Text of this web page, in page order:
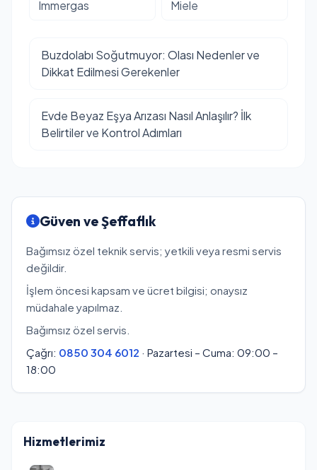
Immergas Miele
Buzdolabı Soğutmuyor: Olası Nedenler ve
Dikkat Edilmesi Gerekenler
Evde Beyaz Eşya Arızası Nasıl Anlaşılır? İlk
Belirtiler ve Kontrol Adımları
Güven ve Şeffaflık
Bağımsız özel teknik servis; yetkili veya resmi servis
değildir.
İşlem öncesi kapsam ve ücret bilgisi; onaysız
müdahale yapılmaz.
Bağımsız özel servis.
Çağrı: 0850 304 6012 · Pazartesi – Cuma: 09:00 –
18:00
Hizmetlerimiz